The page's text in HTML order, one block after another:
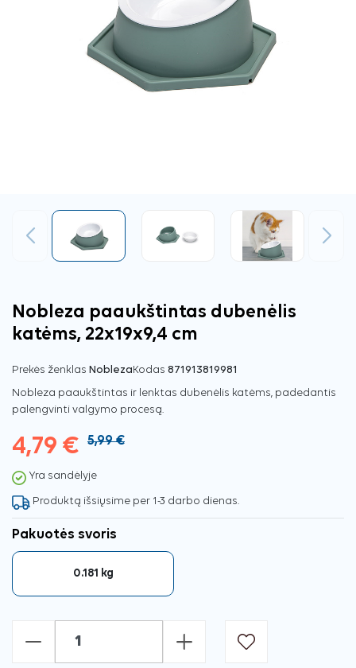
Ankstesnis Tęsti
Nobleza paaukštintas dubenėlis
katėms, 22x19x9,4 cm
Prekės ženklas NoblezaKodas 871913819981
Nobleza paaukštintas ir lenktas dubenėlis katėms, padedantis
palengvinti valgymo procesą.
4,79 € 5,99 €
Yra sandėlyje
Produktą išsiųsime per 1-3 darbo dienas.
Pakuotės svoris
0.181 kg
- +